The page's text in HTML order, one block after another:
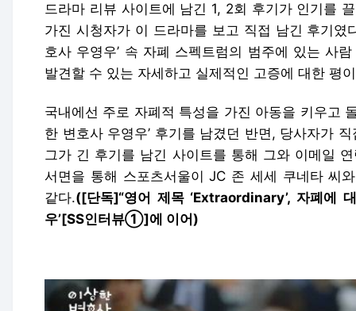
드라마 리뷰 사이트에 남긴 1, 2회 후기가 인기를
가진 시청자가 이 드라마를 보고 직접 남긴 후기였
호사 우영우’ 속 자폐 스펙트럼의 범주에 있는 사
발견할 수 있는 자세하고 실제적인 고증에 대한 평
국내에선 주로 자폐적 특성을 가진 아동을 키우고
한 변호사 우영우’ 후기를 남겼던 반면, 당사자가
그가 긴 후기를 남긴 사이트를 통해 그와 이메일
서면을 통해 스포츠서울이 JC 존 세세 쿠네타 씨
같다.([단독]“영어 제목 ‘Extraordinary’, 자폐에
우’[SS인터뷰①]에 이어)